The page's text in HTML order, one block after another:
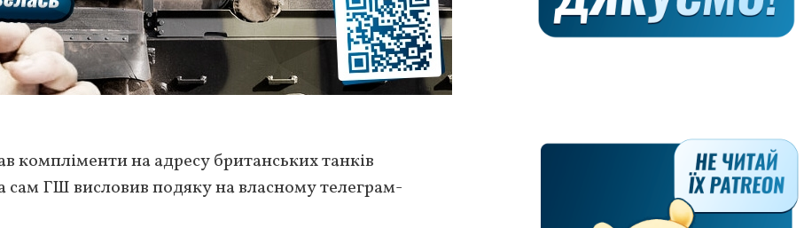
компліменти на адресу британських танків
сам ГШ висловив подяку на власному телеграм-